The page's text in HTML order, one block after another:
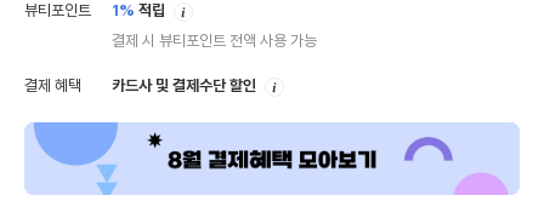
뷰티포인트 1% 적립
결제 시 뷰티포인트 전액 사용 가능
결제 혜택 카드사 및 결제수단 할인